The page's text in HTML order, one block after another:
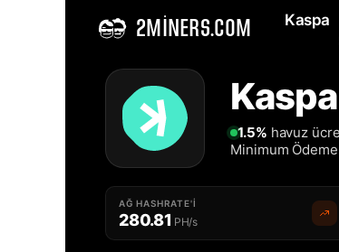
2MINERS.COM Kaspa
Solo Kaspa KAS Madencilik Havuzu - 2Miners
1.5% havuz
Minimum Ödeme
AĞ HASHRATE'I
280.81 PH/s